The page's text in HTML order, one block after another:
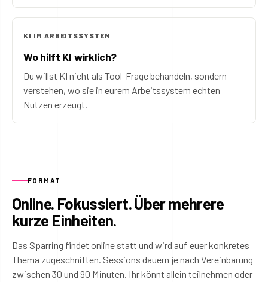
KI IM ARBEITSSYSTEM
Wo hilft KI wirklich?
Du willst KI nicht als Tool-Frage behandeln, sondern
verstehen, wo sie in eurem Arbeitssystem echten
Nutzen erzeugt.
FORMAT
Online. Fokussiert. Über mehrere
kurze Einheiten.
Das Sparring findet online statt und wird auf euer konkretes
Thema zugeschnitten. Sessions dauern je nach Vereinbarung
zwischen 30 und 90 Minuten. Ihr könnt allein teilnehmen oder